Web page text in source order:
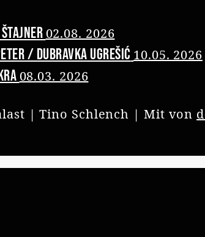
Štajner 02.08. 2026
/ Dubravka Ugrešić 10.05. 2026
08.03. 2026
| Tino Schlench | Mit von